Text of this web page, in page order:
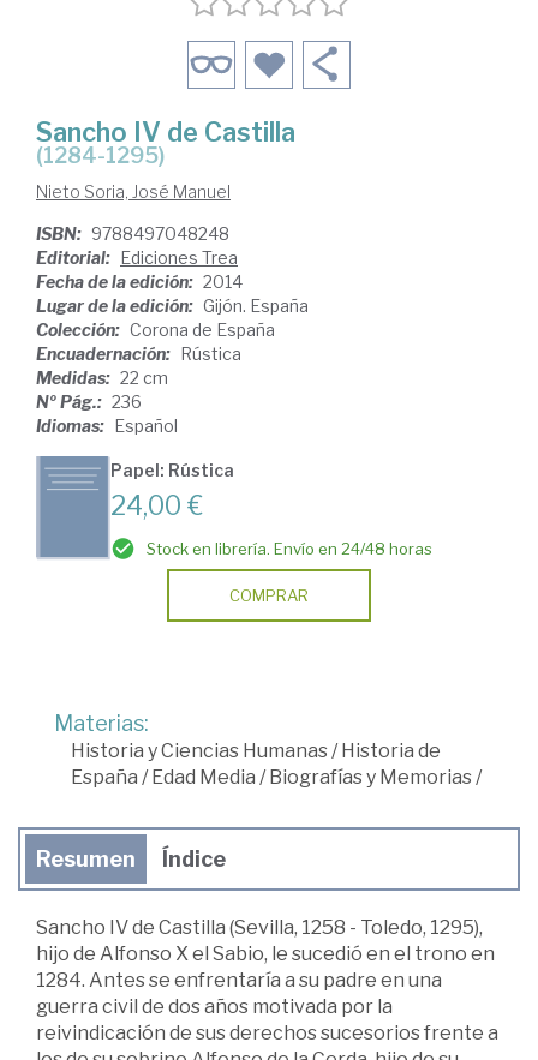
Sancho IV de Castilla
(1284-1295)
Nieto Soria, José Manuel
ISBN: 9788497048248
Editorial: Ediciones Trea
Fecha de la edición: 2014
Lugar de la edición: Gijón. España
Colección: Corona de España
Encuadernación: Rústica
Medidas: 22 cm
Nº Pág.: 236
Idiomas: Español
Papel: Rústica
24,00 €
Stock en librería. Envío en 24/48 horas
COMPRAR
Materias:
Historia y Ciencias Humanas/Historia de
España /Edad Media /Biografías y Memorias/
Resumen Índice
Sancho IV de Castilla (Sevilla, 1258 - Toledo, 1295),
hijo de Alfonso X el Sabio, le sucedió en el trono en
1284. Antes se enfrentaría a su padre en una
guerra civil de dos años motivada por la
reivindicación de sus derechos sucesorios frente a